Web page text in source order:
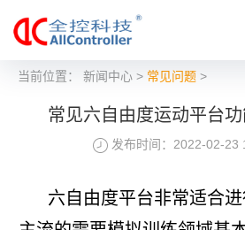
当前位置： 新闻中心> 常见问题>
常见六自由度运动平台
发布时间：2022-02-23
六自由度平台非常适合进